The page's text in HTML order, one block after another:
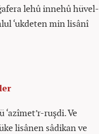
lehû innehû hüvel-
‘ukdeten min lisânî
ruşdi. Ve
lisânen sâdikan ve